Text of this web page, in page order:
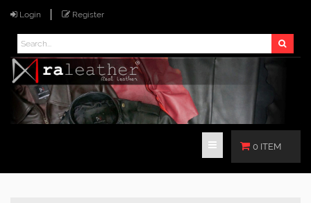
Login Register
0 ITEM